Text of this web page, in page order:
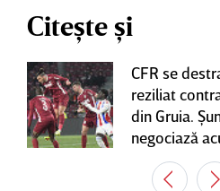
Citește și
CFR se
reziliat
din Gruia.
negociază
Varga, care
variantă